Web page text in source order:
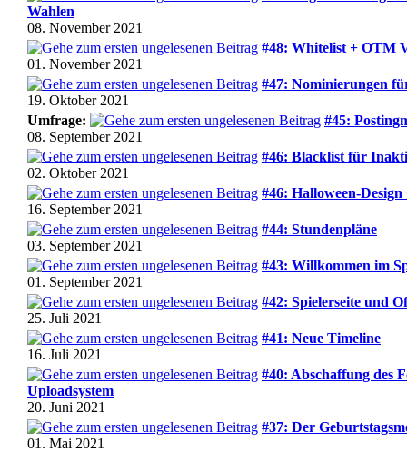
Wahlen
08. November 2021
#48: Whitelist + OTM
01. November 2021
#47: Nominierungen
19. Oktober 2021
Umfrage:
#45:
08. September 2021
#46: Blacklist für
02. Oktober 2021
#46: Halloween-
16. September 2021
#44: Stundenpläne
03. September 2021
#43: Willkommen im
01. September 2021
#42: Spielerseite und
25. Juli 2021
#41: Neue Timeline
16. Juli 2021
#40: Abschaffung des
Uploadsystem
20. Juni 2021
#37: Der
01. Mai 2021